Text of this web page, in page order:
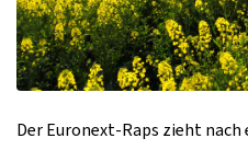
Der Euronext-Raps zieht